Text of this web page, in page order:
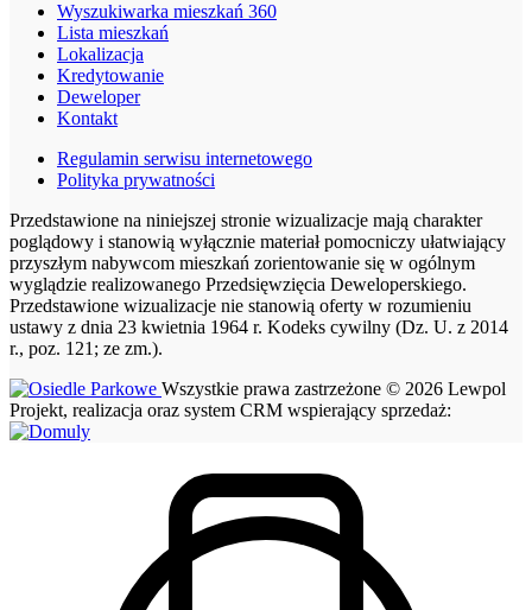
Wyszukiwarka mieszkań 360
Lista mieszkań
Lokalizacja
Kredytowanie
Deweloper
Kontakt
Regulamin serwisu internetowego
Polityka prywatności
Przedstawione na niniejszej stronie wizualizacje mają charakter
poglądowy i stanowią wyłącznie materiał pomocniczy ułatwiający
przyszłym nabywcom mieszkań zorientowanie się w ogólnym
wyglądzie realizowanego Przedsięwzięcia Deweloperskiego.
Przedstawione wizualizacje nie stanowią oferty w rozumieniu
ustawy z dnia 23 kwietnia 1964 r. Kodeks cywilny (Dz. U. z 2014
r., poz. 121; ze zm.).
Wszystkie prawa zastrzeżone © 2026 Lewpol
Projekt, realizacja oraz system CRM wspierający sprzedaż: